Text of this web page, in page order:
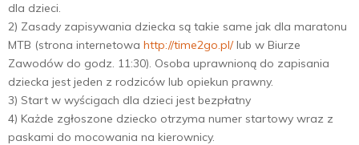
dla dzieci.
2) Zasady zapisywania dziecka są takie same jak dla maratonu
MTB (strona internetowa http://time2go.pl/lub w Biurze
Zawodów do godz. 11:30). Osoba uprawnioną do zapisania
dziecka jest jeden z rodziców lub opiekun prawny.
3) Start w wyścigach dla dzieci jest bezpłatny
4) Każde zgłoszone dziecko otrzyma numer startowy wraz z
paskami do mocowania na kierownicy.